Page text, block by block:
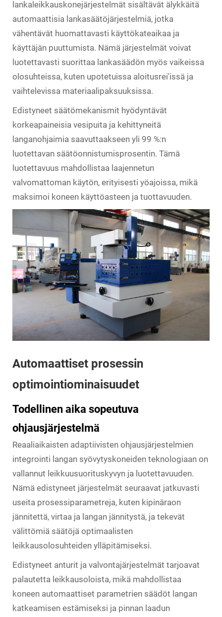
lankaleikkauskonejärjestelmät sisältävät älykkäitä
automaattisia lankasäätöjärjestelmiä, jotka
vähentävät huomattavasti käyttökateaikaa ja
käyttäjän puuttumista. Nämä järjestelmät voivat
luotettavasti suorittaa lankasäädön myös vaikeissa
olosuhteissa, kuten upotetuissa aloitusrei'issä ja
vaihtelevissa materiaalipaksuuksissa.
Edistyneet säätömekanismit hyödyntävät
korkeapaineisia vesipuita ja kehittyneitä
langanohjaimia saavuttaakseen yli 99 %:n
luotettavan säätöonnistumisprosentin. Tämä
luotettavuus mahdollistaa laajennetun
valvomattoman käytön, erityisesti yöajoissa, mikä
maksimoi koneen käyttöasteen ja tuottavuuden.
Automaattiset prosessin
optimointiominaisuudet
Todellinen aika sopeutuva
ohjausjärjestelmä
Reaaliaikaisten adaptiivisten ohjausjärjestelmien
integrointi langan syövytyskoneiden teknologiaan on
vallannut leikkuusuorituskyvyn ja luotettavuuden.
Nämä edistyneet järjestelmät seuraavat jatkuvasti
useita prosessiparametreja, kuten kipinäraon
jännitettä, virtaa ja langan jännitystä, ja tekevät
välittömiä säätöjä optimaalisten
leikkausolosuhteiden ylläpitämiseksi.
Edistyneet anturit ja valvontajärjestelmät tarjoavat
palautetta leikkausoloista, mikä mahdollistaa
koneen automaattiset parametrien säädöt langan
katkeamisen estämiseksi ja pinnan laadun